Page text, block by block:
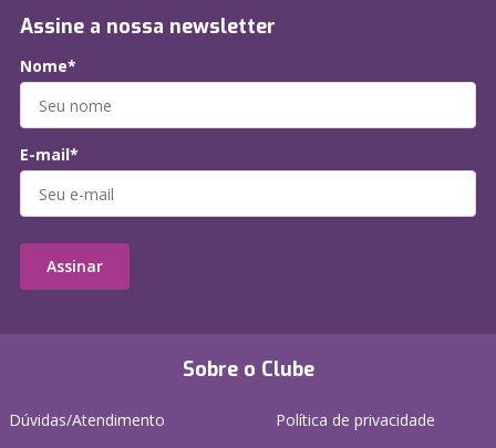
Sobre o Clube
Dúvidas/Atendimento
Política de privacidade
Assine a nossa newsletter
Nome*
E-mail*
Assinar